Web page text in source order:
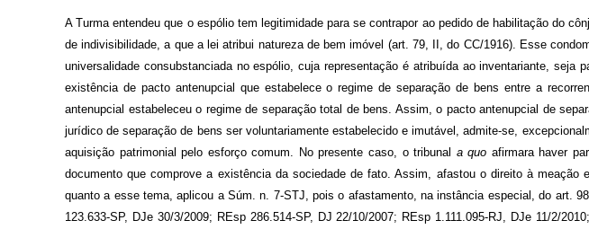
A Turma entendeu que o espólio tem legitimidade para se contrapor ao pedido de habilitação do
de indivisibilidade, a que a lei atribui natureza de bem imóvel (art. 79, II, do CC/1916). Esse
universalidade consubstanciada no espólio, cuja representação é atribuída ao inventariante,
existência de pacto antenupcial que estabelece o regime de separação de bens entre a
antenupcial estabeleceu o regime de separação total de bens. Assim, o pacto antenupcial de
jurídico de separação de bens ser voluntariamente estabelecido e imutável, admite-se,
aquisição patrimonial pelo esforço comum. No presente caso, o tribunal a quo afirmara haver
documento que comprove a existência da sociedade de fato. Assim, afastou o direito à
quanto a esse tema, aplicou a Súm. n. 7-STJ, pois o afastamento, na instância especial, do art.
123.633-SP, DJe 30/3/2009; REsp 286.514-SP, DJ 22/10/2007; REsp 1.111.095-RJ, DJe 11/2/